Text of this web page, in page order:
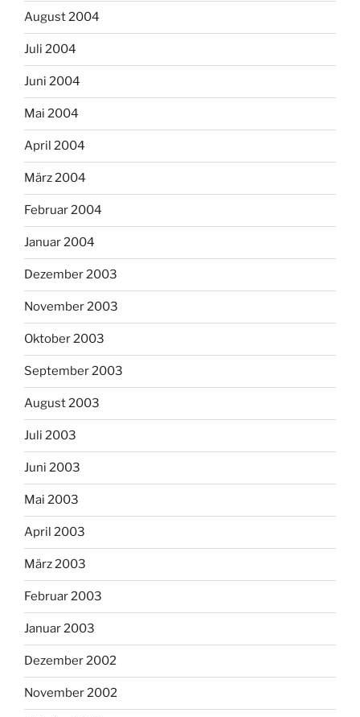
August 2004
Juli 2004
Juni 2004
Mai 2004
April 2004
März 2004
Februar 2004
Januar 2004
Dezember 2003
November 2003
Oktober 2003
September 2003
August 2003
Juli 2003
Juni 2003
Mai 2003
April 2003
März 2003
Februar 2003
Januar 2003
Dezember 2002
November 2002